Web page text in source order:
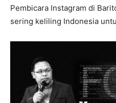
Pembicara Instagram di
sering keliling Indonesia